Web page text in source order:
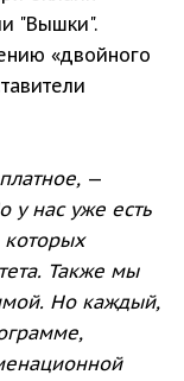
"Вышки".
«двойного
—
у нас уже есть
которых
Также мы
Но каждый,